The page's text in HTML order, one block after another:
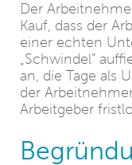
Der
Kauf, dass der
einer echten
„Schwindel”
an, die Tage als
der
Arbeitgeber